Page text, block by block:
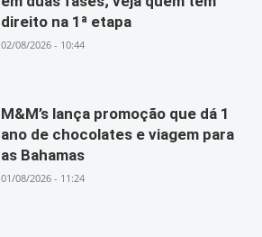
direito na 1ª etapa
02/08/2026 - 10:44
M&M’s lança promoção que dá 1
ano de chocolates e viagem para
as Bahamas
01/08/2026 - 11:24